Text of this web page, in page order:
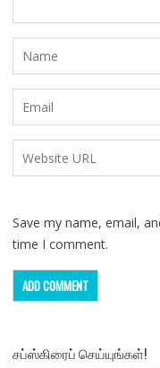
Save my name, email,
time I comment.
சப்ஸ்கிரைப் செய்யுங்கள்!